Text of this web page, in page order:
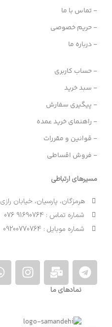
- تماس با ما
- حریم خصوصی
- درباره ما
- حساب کاربری
- سبد خرید
- پیگیری سفارش
- راهنمای خرید عمده
- قوانین و مقررات
- فروش اقساطی
مسیرهای ارتباطی
هرمزگان، پارسیان، خیابان رازی
شماره تماس : 91690764 076
شماره موبایل : 09200770764
نمادهای ما